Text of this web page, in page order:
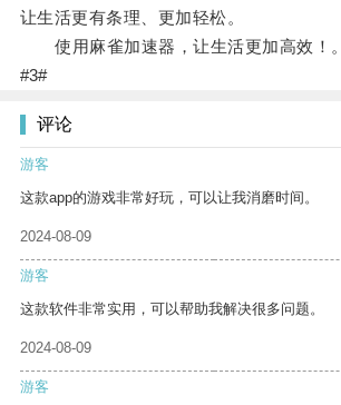
让生活更有条理、更加轻松。
使用麻雀加速器，让生活更加高效！。
#3#
评论
游客
这款app的游戏非常好玩，可以让我消磨时间。
2024-08-09
游客
这款软件非常实用，可以帮助我解决很多问题。
2024-08-09
游客